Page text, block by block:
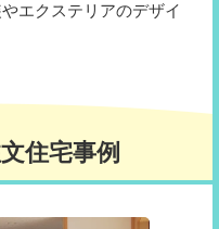
エクステリアのデザイ
住宅事例